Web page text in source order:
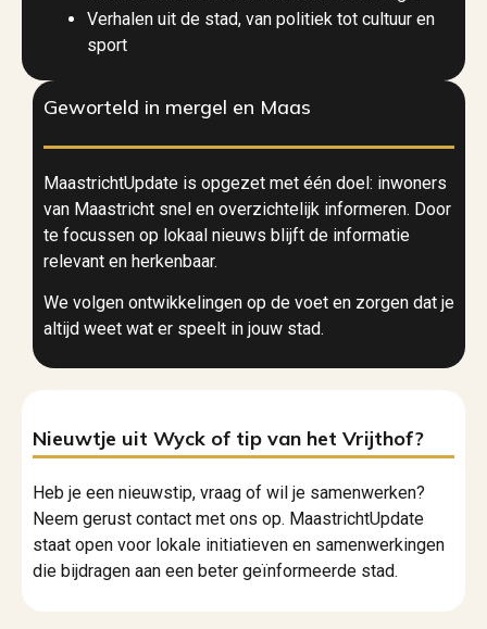
Verhalen uit de stad, van politiek tot cultuur en
sport
Geworteld in mergel en Maas
MaastrichtUpdate is opgezet met één doel: inwoners
van Maastricht snel en overzichtelijk informeren. Door
te focussen op lokaal nieuws blijft de informatie
relevant en herkenbaar.
We volgen ontwikkelingen op de voet en zorgen dat je
altijd weet wat er speelt in jouw stad.
Nieuwtje uit Wyck of tip van het Vrijthof?
Heb je een nieuwstip, vraag of wil je samenwerken?
Neem gerust contact met ons op. MaastrichtUpdate
staat open voor lokale initiatieven en samenwerkingen
die bijdragen aan een beter geïnformeerde stad.